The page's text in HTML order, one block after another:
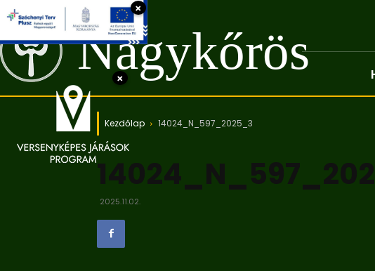
Nagykőrös
Kezdőlap 14024_N_597_2025_3
2025.11.02.
×
×